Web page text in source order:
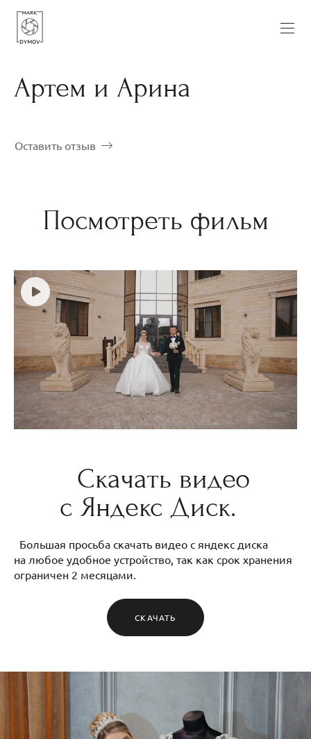
Артем и Арина
Оставить отзыв
Посмотреть фильм
Скачать видео
с Яндекс Диск.
Большая просьба скачать видео с яндекс диска
на любое удобное устройство, так как срок хранения
ограничен 2 месяцами.
СКАЧАТЬ